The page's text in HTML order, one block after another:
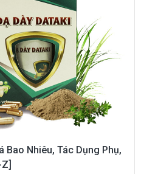
Bao Nhiêu, Tác Dụng Phụ,